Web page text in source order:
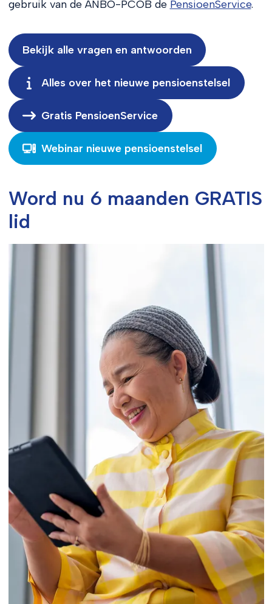
gebruik van de ANBO-PCOB de PensioenService.
Bekijk alle vragen en antwoorden
Alles over het nieuwe pensioenstelsel
Gratis PensioenService
Webinar nieuwe pensioenstelsel
Word nu 6 maanden GRATIS
lid